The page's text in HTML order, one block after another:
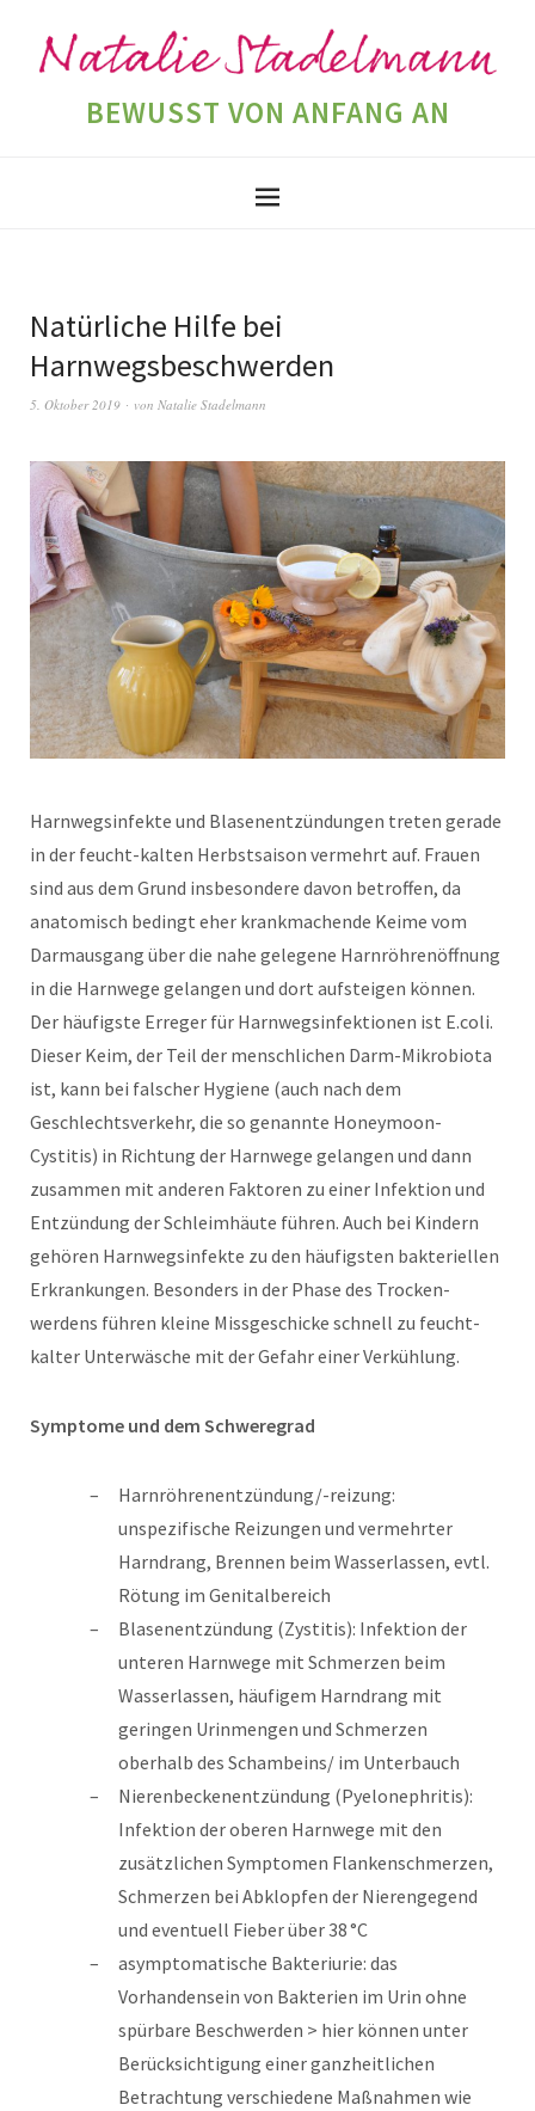
BEWUSST VON ANFANG AN
Natürliche Hilfe bei
Harnwegsbeschwerden
5. Oktober 2019 von Natalie Stadelmann
Harnwegsinfekte und Blasenentzündungen treten gerade
in der feucht-kalten Herbstsaison vermehrt auf. Frauen
sind aus dem Grund insbesondere davon betroffen, da
anatomisch bedingt eher krankmachende Keime vom
Darmausgang über die nahe gelegene Harnröhrenöffnung
in die Harnwege gelangen und dort aufsteigen können.
Der häufigste Erreger für Harnwegsinfektionen ist E.coli.
Dieser Keim, der Teil der menschlichen Darm-Mikrobiota
ist, kann bei falscher Hygiene (auch nach dem
Geschlechtsverkehr, die so genannte Honeymoon-
Cystitis) in Richtung der Harnwege gelangen und dann
zusammen mit anderen Faktoren zu einer Infektion und
Entzündung der Schleimhäute führen. Auch bei Kindern
gehören Harnwegsinfekte zu den häufigsten bakteriellen
Erkrankungen. Besonders in der Phase des Trocken-
werdens führen kleine Missgeschicke schnell zu feucht-
kalter Unterwäsche mit der Gefahr einer Verkühlung.
Symptome und dem Schweregrad
Harnröhrenentzündung/-reizung:
unspezifische Reizungen und vermehrter
Harndrang, Brennen beim Wasserlassen, evtl.
Rötung im Genitalbereich
Blasenentzündung (Zystitis): Infektion der
unteren Harnwege mit Schmerzen beim
Wasserlassen, häufigem Harndrang mit
geringen Urinmengen und Schmerzen
oberhalb des Schambeins/ im Unterbauch
Nierenbeckenentzündung (Pyelonephritis):
Infektion der oberen Harnwege mit den
zusätzlichen Symptomen Flankenschmerzen,
Schmerzen bei Abklopfen der Nierengegend
und eventuell Fieber über 38 °C
asymptomatische Bakteriurie: das
Vorhandensein von Bakterien im Urin ohne
spürbare Beschwerden > hier können unter
Berücksichtigung einer ganzheitlichen
Betrachtung verschiedene Maßnahmen wie